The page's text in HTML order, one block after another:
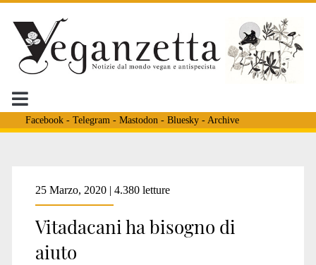
Facebook- Telegram - Mastodon - Bluesky- Archive
Tag:
<span>blocco
25 Marzo, 2020 | 4.380 letture
Vitadacani ha bisogno di
aiuto